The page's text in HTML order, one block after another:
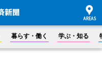
暮らす・働く 学ぶ・知る